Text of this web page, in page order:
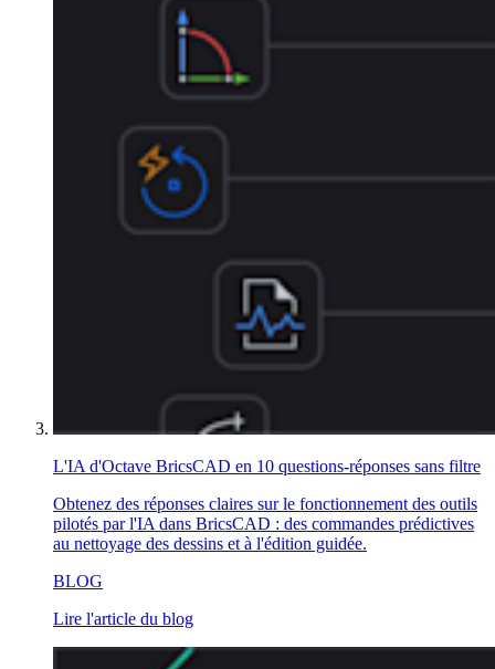
L'IA d'Octave BricsCAD en 10 questions-réponses sans filtre
Obtenez des réponses claires sur le fonctionnement des outils
pilotés par l'IA dans BricsCAD : des commandes prédictives
au nettoyage des dessins et à l'édition guidée.
BLOG
Lire l'article du blog